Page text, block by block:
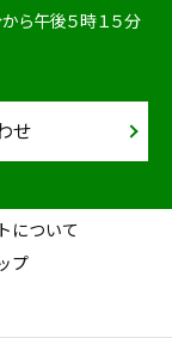
ら午後５時１５分
せ
について
プ